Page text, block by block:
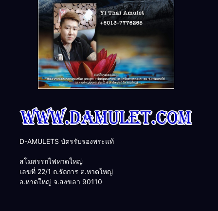
D-AMULETS บัตรรับรองพระแท้
สโมสรรถไฟหาดใหญ่
เลขที่ 22/1 ถ.รัถการ ต.หาดใหญ่
อ.หาดใหญ่ จ.สงขลา 90110